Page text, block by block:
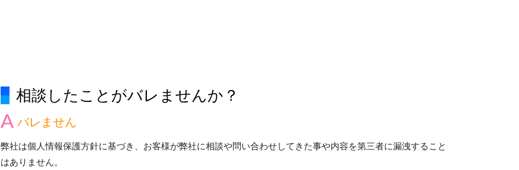
相談したことがバレませんか？
バレません
弊社は個人情報保護方針に基づき、お客様が弊社に相談や問い合わせしてきた事や内容を第三者に漏洩すること
はありません。